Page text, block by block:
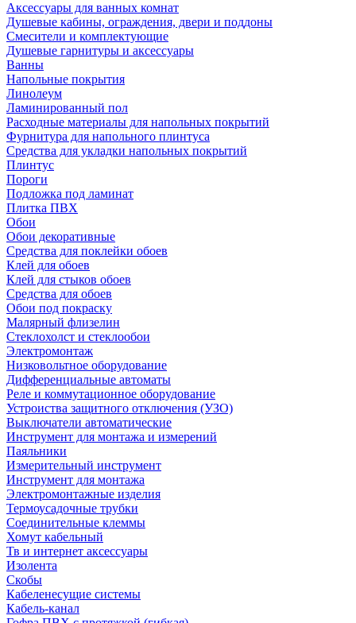
Аксессуары для ванных комнат
Душевые кабины, ограждения, двери и поддоны
Смесители и комплектующие
Душевые гарнитуры и аксессуары
Ванны
Напольные покрытия
Линолеум
Ламинированный пол
Расходные материалы для напольных покрытий
Фурнитура для напольного плинтуса
Средства для укладки напольных покрытий
Плинтус
Пороги
Подложка под ламинат
Плитка ПВХ
Обои
Обои декоративные
Средства для поклейки обоев
Клей для обоев
Клей для стыков обоев
Средства для обоев
Обои под покраску
Малярный флизелин
Стеклохолст и стеклообои
Электромонтаж
Низковольтное оборудование
Дифференциальные автоматы
Реле и коммутационное оборудование
Устроиства защитного отключения (УЗО)
Выключатели автоматические
Инструмент для монтажа и измерений
Паяльники
Измерительный инструмент
Инструмент для монтажа
Электромонтажные изделия
Термоусадочные трубки
Соединительные клеммы
Хомут кабельный
Тв и интернет аксессуары
Изолента
Скобы
Кабеленесущие системы
Кабель-канал